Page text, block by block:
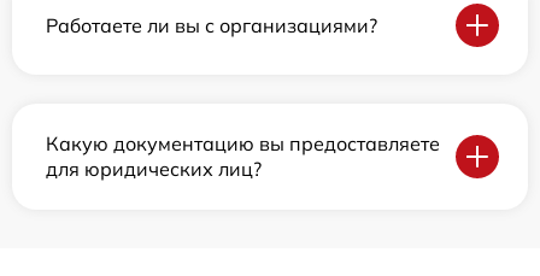
Работаете ли вы с организациями?
Какую документацию вы предоставляете
для юридических лиц?